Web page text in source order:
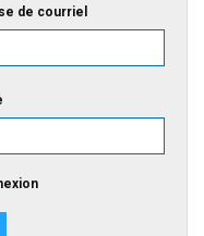
de courriel